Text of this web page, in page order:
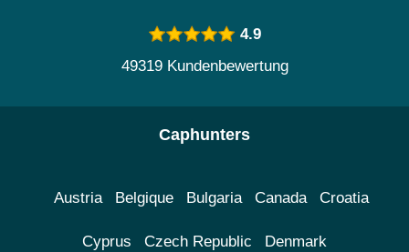
4.9
49319 Kundenbewertung
Caphunters
Austria Belgique Bulgaria Canada Croatia
Cyprus Czech Republic Denmark